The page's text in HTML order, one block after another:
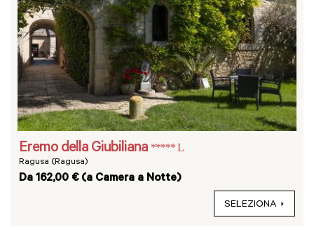
Eremo della Giubiliana ***** L
Ragusa (Ragusa)
Da 162,00 € (a Camera a Notte)
SELEZIONA